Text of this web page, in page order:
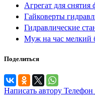
Агрегат для
Гайковерты
Гидравлические
Муж на час мелкий
Поделиться
Написать автору Телефон